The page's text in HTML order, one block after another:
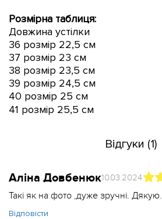
Розмірна таблиця:
Довжина устілки
36 розмір 22,5 см
37 розмір 23 см
38 розмір 23,5 см
39 розмір 24,5 см
40 розмір 25 см
41 розмір 25,5 см
Відгуки (1)
Аліна Довбенюк10.03.2024
Такі як на фото ,дуже зручні. Дякую.
Відповісти